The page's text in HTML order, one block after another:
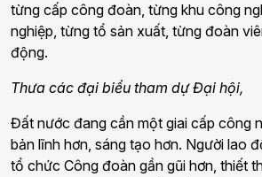
từng cấp công đoàn, từng khu công
nghiệp, từng tổ sản xuất, từng đoàn
động.
Thưa các đại biểu tham dự Đại hội,
Đất nước đang cần một giai cấp công
bản lĩnh hơn, sáng tạo hơn. Người lao
tổ chức Công đoàn gần gũi hơn, thiết